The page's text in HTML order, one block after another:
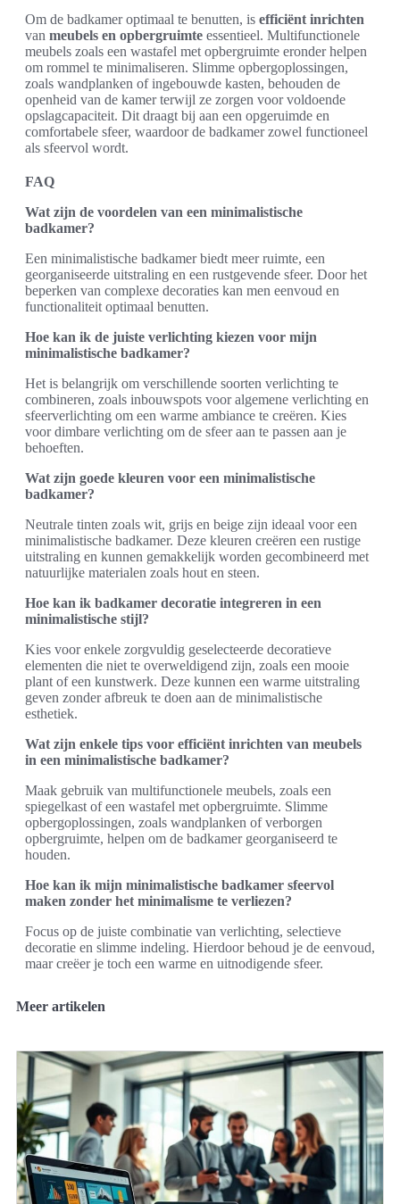
Om de badkamer optimaal te benutten, is efficiënt inrichten
van meubels en opbergruimte essentieel. Multifunctionele
meubels zoals een wastafel met opbergruimte eronder helpen
om rommel te minimaliseren. Slimme opbergoplossingen,
zoals wandplanken of ingebouwde kasten, behouden de
openheid van de kamer terwijl ze zorgen voor voldoende
opslagcapaciteit. Dit draagt bij aan een opgeruimde en
comfortabele sfeer, waardoor de badkamer zowel functioneel
als sfeervol wordt.
FAQ
Wat zijn de voordelen van een minimalistische
badkamer?
Een minimalistische badkamer biedt meer ruimte, een
georganiseerde uitstraling en een rustgevende sfeer. Door het
beperken van complexe decoraties kan men eenvoud en
functionaliteit optimaal benutten.
Hoe kan ik de juiste verlichting kiezen voor mijn
minimalistische badkamer?
Het is belangrijk om verschillende soorten verlichting te
combineren, zoals inbouwspots voor algemene verlichting en
sfeerverlichting om een warme ambiance te creëren. Kies
voor dimbare verlichting om de sfeer aan te passen aan je
behoeften.
Wat zijn goede kleuren voor een minimalistische
badkamer?
Neutrale tinten zoals wit, grijs en beige zijn ideaal voor een
minimalistische badkamer. Deze kleuren creëren een rustige
uitstraling en kunnen gemakkelijk worden gecombineerd met
natuurlijke materialen zoals hout en steen.
Hoe kan ik badkamer decoratie integreren in een
minimalistische stijl?
Kies voor enkele zorgvuldig geselecteerde decoratieve
elementen die niet te overweldigend zijn, zoals een mooie
plant of een kunstwerk. Deze kunnen een warme uitstraling
geven zonder afbreuk te doen aan de minimalistische
esthetiek.
Wat zijn enkele tips voor efficiënt inrichten van meubels
in een minimalistische badkamer?
Maak gebruik van multifunctionele meubels, zoals een
spiegelkast of een wastafel met opbergruimte. Slimme
opbergoplossingen, zoals wandplanken of verborgen
opbergruimte, helpen om de badkamer georganiseerd te
houden.
Hoe kan ik mijn minimalistische badkamer sfeervol
maken zonder het minimalisme te verliezen?
Focus op de juiste combinatie van verlichting, selectieve
decoratie en slimme indeling. Hierdoor behoud je de eenvoud,
maar creëer je toch een warme en uitnodigende sfeer.
Meer artikelen